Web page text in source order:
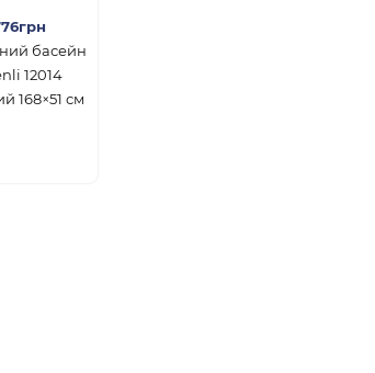
басейн
12014
168×51 см